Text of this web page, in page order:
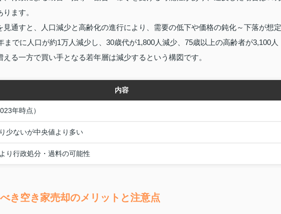
ます。
見通すと、人口減少と高齢化の進行により、需要の低下や価格の鈍化～下落が想定
までに人口が約1万人減少し、30歳代が1,800人減少、75歳以上の高齢者が3,100人
る一方で買い手となる若年層は減少するという構図です。
内容
年時点）
少ないが中央値より多い
り行政処分・過料の可能性
き空き家売却のメリットと注意点